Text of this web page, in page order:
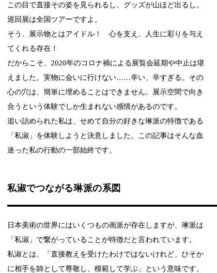
この目で直接その姿を見られるし、グッズが山ほど出るし。
巡回展は全国ツアーですよ。
そう、展示物とはアイドル！ 心を支え、人生に彩りを与え
てくれる存在！
だからこそ、2020年のコロナ禍による展覧会延期や中止は堪
えました。実物に会いに行けない……辛い、辛すぎる。その
心の穴は、簡単に埋めることはできません。展示空間で向き
合うという体験でしか生まれない感情があるのです。
追い詰められた私は、せめて自分の好きな琳派の特徴である
「私淑」を体験しようと決意しました。この記事はそんな血
迷った私の行動の一部始終です。
私淑でつながる琳派の系図
日本美術の世界にはいくつもの画派が存在しますが、琳派は
「私淑」で繋がっていることが特徴だと言われています。
私淑とは、「直接教えを受けたわけではないけれど、ひそか
に相手を師として尊敬し、模範して学ぶ」という意味です。